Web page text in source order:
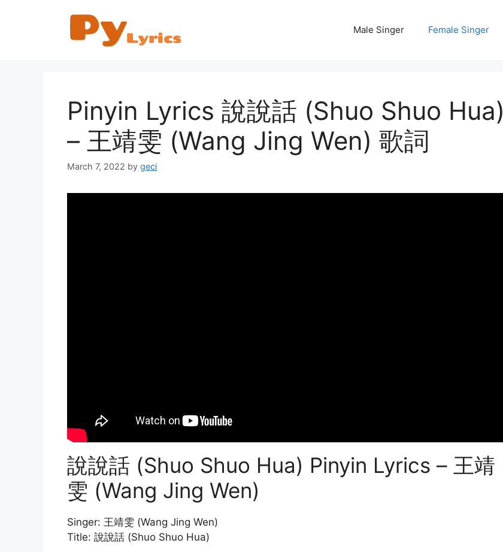
Male Singer Female Singer
Pinyin Lyrics 說說話 (Shuo Shuo Hua)
– 王靖雯 (Wang Jing Wen) 歌詞
March 7, 2022 by geci
說說話 (Shuo Shuo Hua) Pinyin Lyrics – 王靖
雯 (Wang Jing Wen)
Singer: 王靖雯 (Wang Jing Wen)
Title: 說說話 (Shuo Shuo Hua)